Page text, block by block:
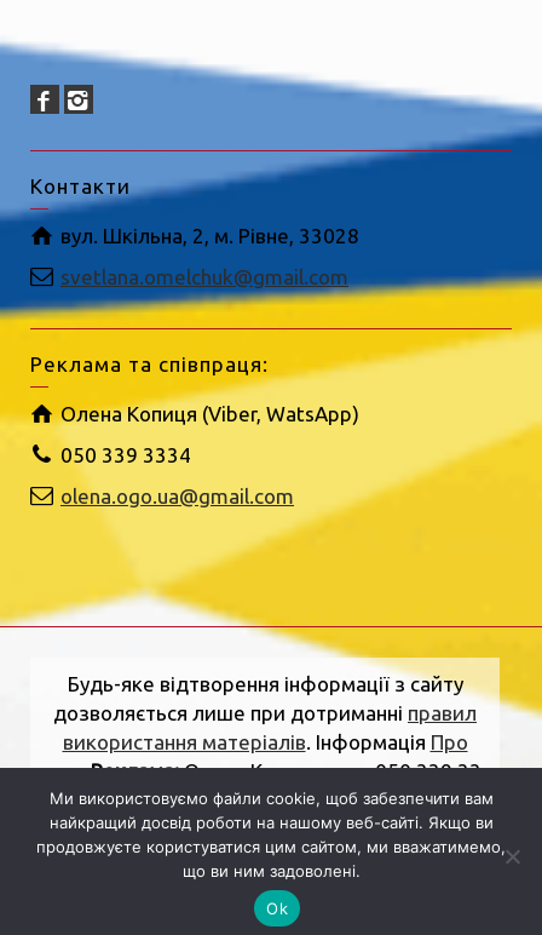
Контакти
вул. Шкільна, 2, м. Рівне, 33028
svetlana.omelchuk@gmail.com
Реклама та співпраця:
Олена Копиця (Viber, WatsApp)
050 339 3334
olena.ogo.ua@gmail.com
Будь-яке відтворення інформації з сайту
дозволяється лише при дотриманні правил
використання матеріалів. Інформація Про
нас.Реклама:Олена Копиця, тел. 050 339 33
34
olena.ogo.ua@gmail.com.Адреса
редакції:вулиця Шкільна, 2, Рівне, Рівненська
область, 33000.Електронна пошта:
dolj.ogo@gmail.com
Ми використовуємо файли cookie, щоб забезпечити вам
найкращий досвід роботи на нашому веб-сайті. Якщо ви
продовжуєте користуватися цим сайтом, ми вважатимемо,
що ви ним задоволені.
Ok